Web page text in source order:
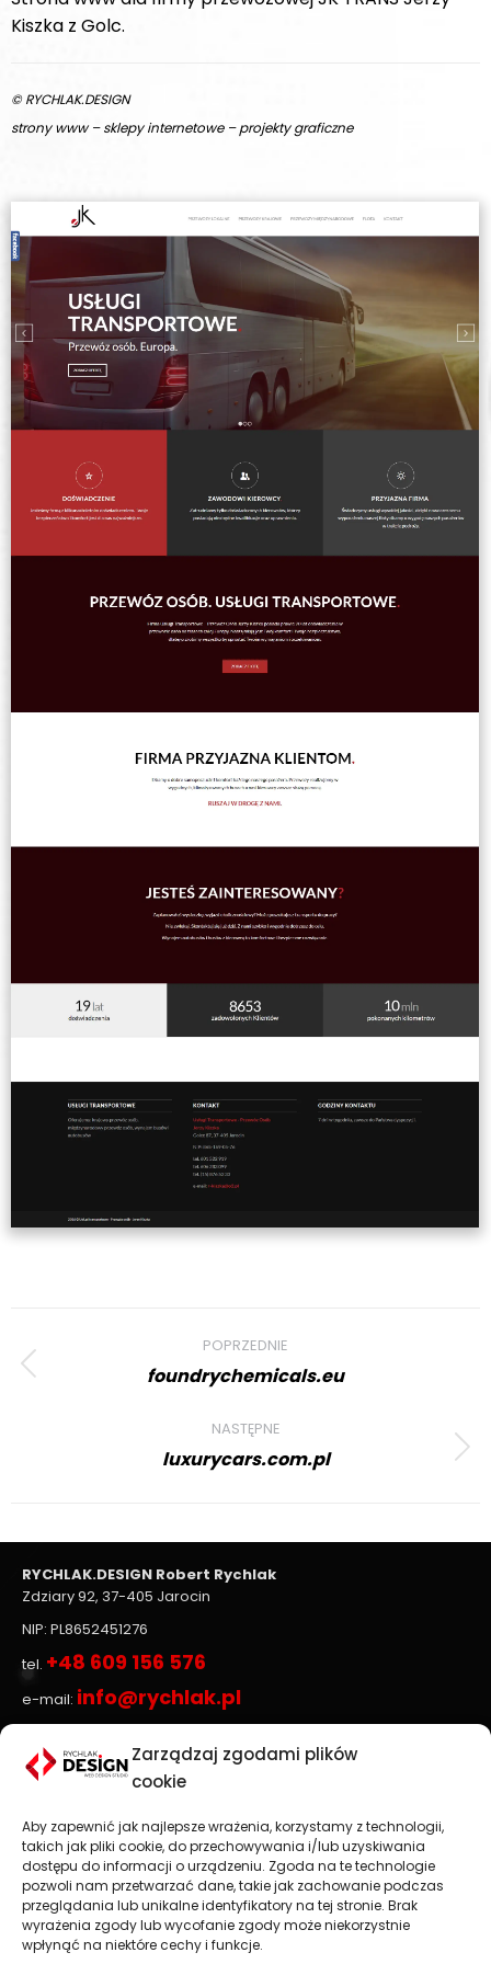
Zarządzaj zgodami plików
cookie
Aby zapewnić jak najlepsze wrażenia, korzystamy z technologii,
takich jak pliki cookie, do przechowywania i/lub uzyskiwania
dostępu do informacji o urządzeniu. Zgoda na te technologie
pozwoli nam przetwarzać dane, takie jak zachowanie podczas
przeglądania lub unikalne identyfikatory na tej stronie. Brak
wyrażenia zgody lub wycofanie zgody może niekorzystnie
wpłynąć na niektóre cechy i funkcje.
Kiszka z Golc.
© RYCHLAK.DESIGN
strony www – sklepy internetowe – projekty graficzne
navigation
POPRZEDNIE
Previous
foundrychemicals.eu
NASTĘPNE
Next
luxurycars.com.pl
RYCHLAK.DESIGN Robert Rychlak
Zdziary 92, 37-405 Jarocin
NIP: PL8652451276
tel. +48 609 156 576
e-mail: info@rychlak.pl
Strony www, sklepy internetowe
Projektowanie stron wwwjest głównym profilem
działalności firmyRYCHLAK.DESIGN. Tworzymy profesjonalne
strony www oraz sklepy internetowe zgodnie z najnowszymi
trendami na rynku.
Najważniejsza jest dla nas satysfakcja Klienta, dlatego każdy
projekt traktujemy jako wspaniałe wyzwanie.